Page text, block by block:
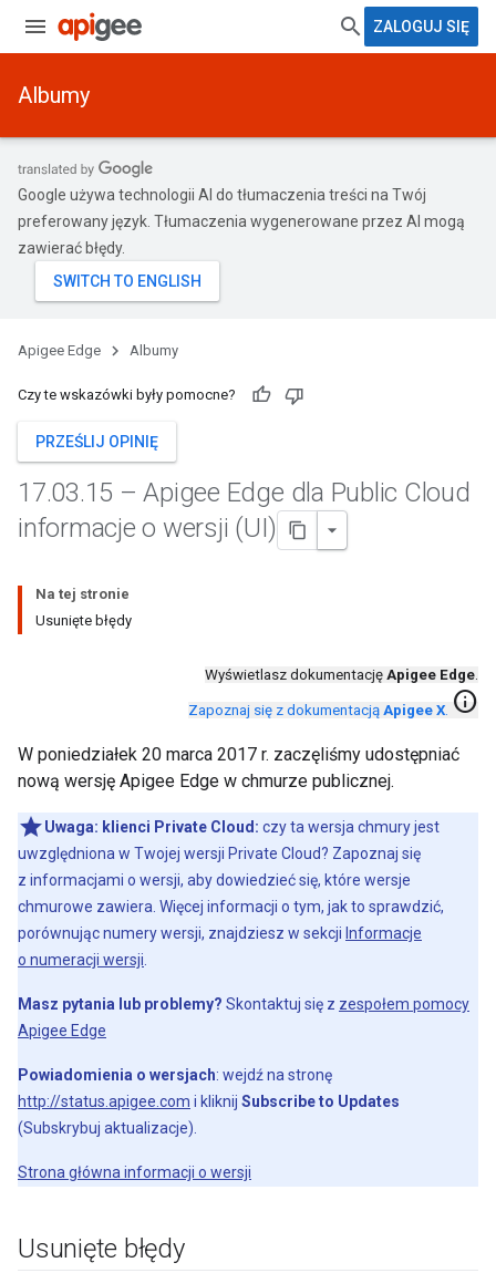
ZALOGUJ SIĘ
Albumy
Google używa technologii AI do tłumaczenia treści na Twój
preferowany język. Tłumaczenia wygenerowane przez AI mogą
zawierać błędy.
Apigee Edge Albumy
Czy te wskazówki były pomocne?
PRZEŚLIJ OPINIĘ
17.03.15 – Apigee Edge dla Public Cloud
informacje o wersji (UI)
Na tej stronie
Usunięte błędy
Wyświetlasz dokumentację Apigee Edge.
Zapoznaj się z dokumentacją Apigee X. info
W poniedziałek 20 marca 2017 r. zaczęliśmy udostępniać
nową wersję Apigee Edge w chmurze publicznej.
Uwaga: klienci Private Cloud: czy ta wersja chmury jest
uwzględniona w Twojej wersji Private Cloud? Zapoznaj się
z informacjami o wersji, aby dowiedzieć się, które wersje
chmurowe zawiera. Więcej informacji o tym, jak to sprawdzić,
porównując numery wersji, znajdziesz w sekcji Informacje
o numeracji wersji
Masz pytania lub problemy? Skontaktuj się z zespołem pomocy
Apigee Edge
Powiadomienia o wersjach: wejdź na stronę
http://status.apigee.com i kliknij Subscribe to Updates
(Subskrybuj aktualizacje).
Strona główna informacji o wersji
Usunięte błędy